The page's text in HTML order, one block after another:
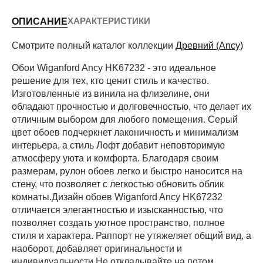
Периметр комнаты (м)
Рассчитать
ОПИСАНИЕХАРАКТЕРИСТИКИ
Смотрите полный каталог коллекции Древний (Ancy)
Обои Wiganford Ancy HK67232 - это идеальное
решение для тех, кто ценит стиль и качество.
Изготовленные из винила на флизелине, они
обладают прочностью и долговечностью, что делает их
отличным выбором для любого помещения. Серый
цвет обоев подчеркнет лаконичность и минимализм
интерьера, а стиль Лофт добавит неповторимую
атмосферу уюта и комфорта. Благодаря своим
размерам, рулон обоев легко и быстро наносится на
стену, что позволяет с легкостью обновить облик
комнаты.Дизайн обоев Wiganford Ancy HK67232
отличается элегантностью и изысканностью, что
позволяет создать уютное пространство, полное
стиля и характера. Раппорт не утяжеляет общий вид, а
наоборот, добавляет оригинальности и